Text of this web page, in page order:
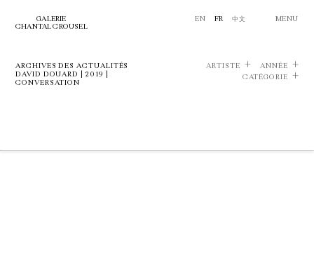
GALERIE
CHANTAL CROUSEL
EN FR 中文 MENU
ARCHIVES DES ACTUALITÉS
DAVID DOUARD | 2019 |
CONVERSATION
ARTISTE
ANNÉE
CATÉGORIE